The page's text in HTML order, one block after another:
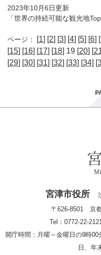
2023年10月6日更新
「世界の持続可能な観光地
ページ： [1] [2] [3] [4] [5] [6] [
[15] [16] [17] [18] 19 [20] [
[29] [30] [31] [32] [33] [34] [
宮津市役所
〒626-8501 京
Tel：0772-22-
開庁時間：月曜～金曜日の9時
日、年